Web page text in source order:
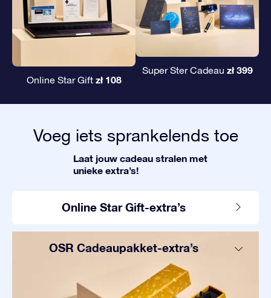
Online Star Gift zł 108
Super Ster Cadeau zł 399
Voeg iets sprankelends toe
Laat jouw cadeau stralen met
unieke extra’s!
Online Star Gift-extra’s
OSR Cadeaupakket-extra’s